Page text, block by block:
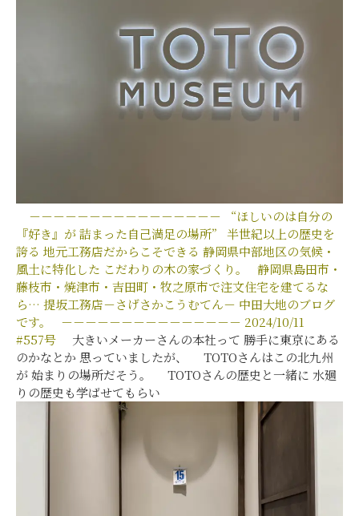
－－－－－－－－－－－－－－－－
“ほしいのは自分の
『好き』が詰まった自己満足の場所”
半世紀以上の歴史を
誇る 地元工務店だからこそできる 静岡県中部地区の気候・
風土に特化した こだわりの木の家づくり。
静岡県島田市・
藤枝市・焼津市・吉田町・牧之原市で注文住宅を建てるな
ら… 提坂工務店－さげさかこうむてん－ 中田大地のブログ
です。
－－－－－－－－－－－－－－－ 2024/10/11
#557号 大きいメーカーさんの本社って 勝手に東京にある
のかなとか 思っていましたが、 TOTOさんはこの北九州
が 始まりの場所だそう。 TOTOさんの歴史と一緒に 水廻
りの歴史も学ばせてもらい